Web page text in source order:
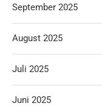
September 2025
August 2025
Juli 2025
Juni 2025